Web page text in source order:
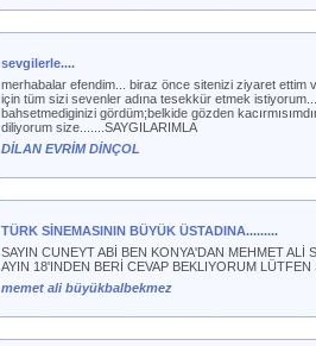
sevgilerle....
merhabalar efendim... biraz önce sitenizi ziyaret ettim
için tüm sizi sevenler adına tesekkür etmek
bahsetmediginizi gördüm;belkide gözden
diliyorum size.......SAYGILARIMLA
DİLAN EVRİM DİNÇOL
TÜRK SİNEMASININ BÜYÜK ÜSTADINA.........
SAYIN CUNEYT ABİ BEN KONYA'DAN MEHMET
AYIN 18'INDEN BERİ CEVAP BEKLIYORUM
memet ali büyükbalbekmez